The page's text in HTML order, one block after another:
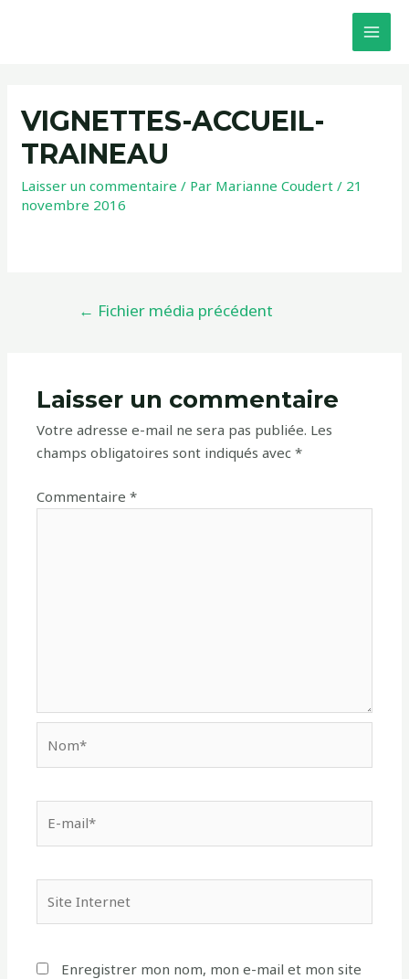
VIGNETTES-ACCUEIL-
TRAINEAU
Laisser un commentaire / Par Marianne Coudert/ 21
novembre 2016
← Fichier média précédent
Laisser un commentaire
Votre adresse e-mail ne sera pas publiée. Les
champs obligatoires sont indiqués avec*
Commentaire*
Enregistrer mon nom, mon e-mail et mon site